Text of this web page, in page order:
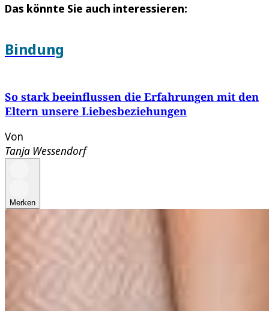
Das könnte Sie auch interessieren:
Bindung
So stark beeinflussen die Erfahrungen mit den
Eltern unsere Liebesbeziehungen
Von
Tanja Wessendorf
Merken